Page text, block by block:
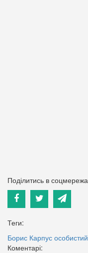
Поділитись в
Теги:
Борис Карпус
Коментарі: